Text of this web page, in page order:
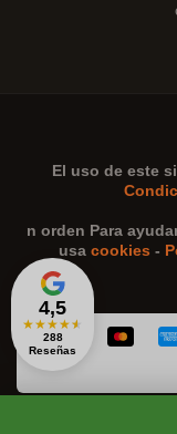
4,5
★★★★★
288
Reseñas
El uso de este
n orden Para
usa cookies -